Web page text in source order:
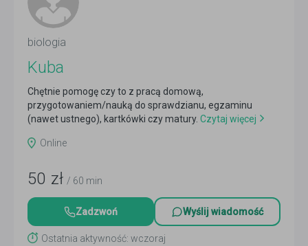
biologia
Kuba
Chętnie pomogę czy to z pracą domową,
przygotowaniem/nauką do sprawdzianu, egzaminu
(nawet ustnego), kartkówki czy matury. Czytaj więcej
Online
50 zł / 60 min
Zadzwoń Wyślij wiadomość
Ostatnia aktywność: wczoraj